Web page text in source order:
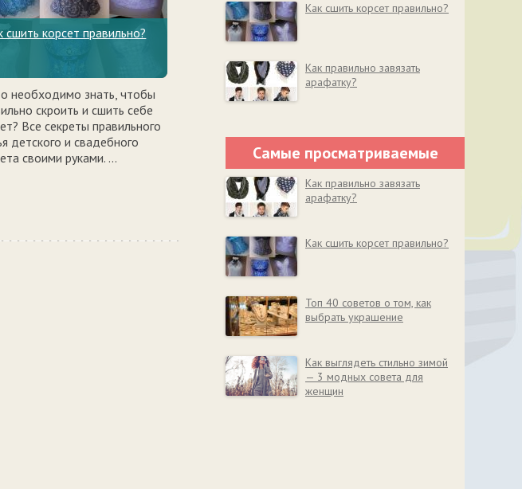
сшить корсет правильно?
необходимо знать, чтобы
скроить и сшить себе
Все секреты правильного
детского и свадебного
своими руками. ...
Как сшить корсет правильно?
Как правильно завязать
арафатку?
Самые просматриваемые
Как правильно завязать
арафатку?
Как сшить корсет правильно?
Топ 40 советов о том, как
выбрать украшение
Как выглядеть стильно зимой
— 3 модных совета для
женщин